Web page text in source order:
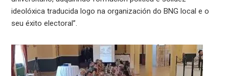
ideolóxica traducida logo na organización do BNG local e o
seu éxito electoral”.